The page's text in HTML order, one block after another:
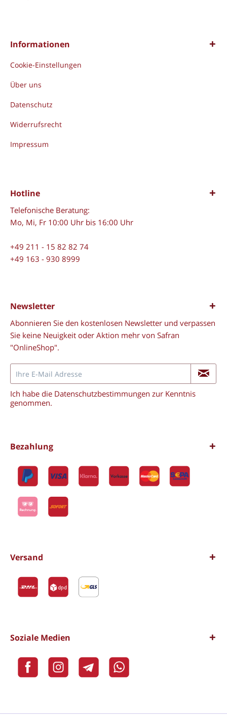
Informationen
Cookie-Einstellungen
Über uns
Datenschutz
Widerrufsrecht
Impressum
Hotline
Telefonische Beratung:
Mo, Mi, Fr 10:00 Uhr bis 16:00 Uhr
+49 211 - 15 82 82 74
+49 163 - 930 8999
Newsletter
Abonnieren Sie den kostenlosen Newsletter und verpassen
Sie keine Neuigkeit oder Aktion mehr von Safran
"OnlineShop".
Ich habe die Datenschutzbestimmungen zur Kenntnis
genommen.
Bezahlung
Versand
Soziale Medien